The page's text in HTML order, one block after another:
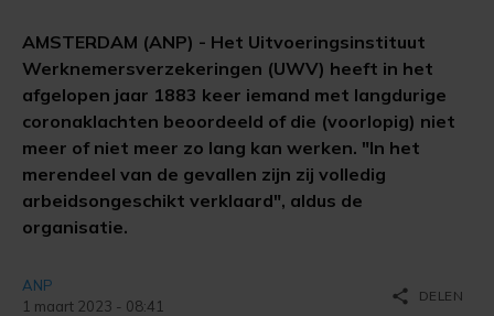
AMSTERDAM (ANP) - Het Uitvoeringsinstituut
Werknemersverzekeringen (UWV) heeft in het
afgelopen jaar 1883 keer iemand met langdurige
coronaklachten beoordeeld of die (voorlopig) niet
meer of niet meer zo lang kan werken. "In het
merendeel van de gevallen zijn zij volledig
arbeidsongeschikt verklaard", aldus de
organisatie.
ANP
1 maart 2023 - 08:41
share DELEN